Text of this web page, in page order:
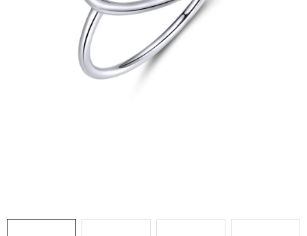
Doprava a platba Vrátenie, výmena, reklamácia
Obchodné podmienky
Ochrana súkromia